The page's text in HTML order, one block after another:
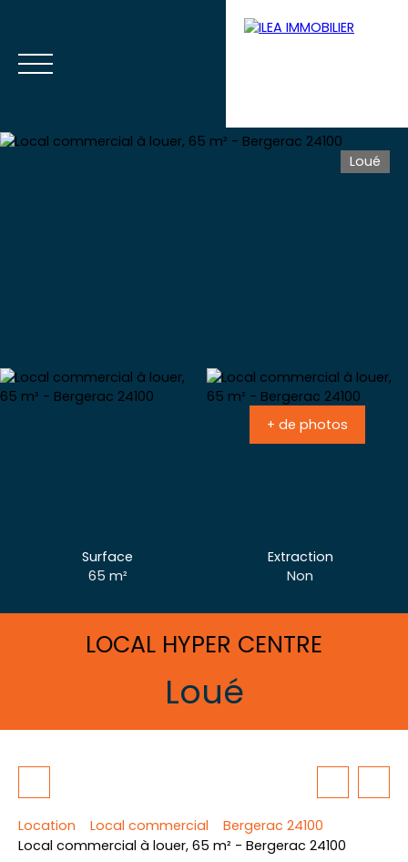
Loué
+ de photos
Surface
65 m²
Extraction
Non
LOCAL HYPER CENTRE
Loué
Location Local commercial
Bergerac 24100
Local commercial à louer, 65 m² - Bergerac 24100